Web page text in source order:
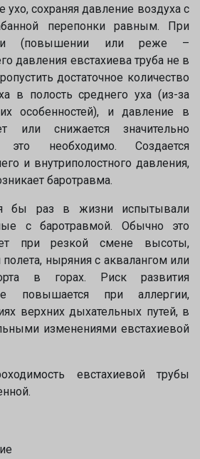
ухо, сохраняя давление воздуха с
перепонки равным. При
(повышении или реже –
давления евстахиева труба не в
достаточное количество
в полость среднего уха (из-за
особенностей), и давление в
или снижается значительно
необходимо. Создается
и внутриполостного давления,
баротравма.
бы раз в жизни испытывали
с баротравмой. Обычно это
при резкой смене высоты,
ныряния с аквалангом или
в горах. Риск развития
повышается при аллергии,
верхних дыхательных путей, в
изменениями евстахиевой
евстахиевой трубы